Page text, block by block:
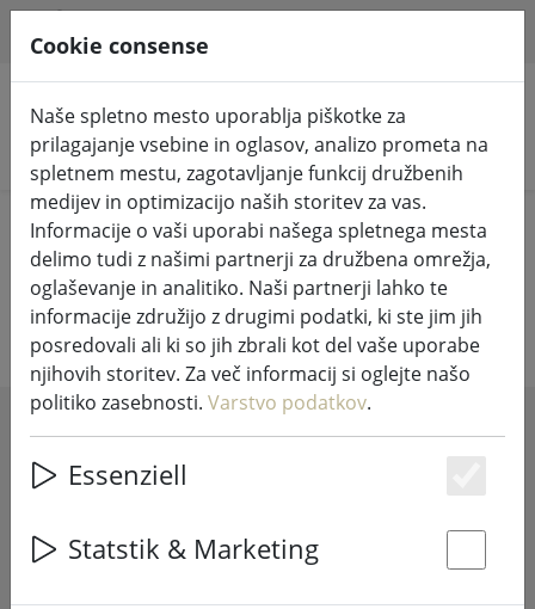
Iskanje izdelkov
Home Kuhinja in hrana Skodelica Thermo & To Go
Termo vrč
SHOW FILTERS
4 articles
Cookie consense
Naše spletno mesto uporablja piškotke za
prilagajanje vsebine in oglasov, analizo prometa na
spletnem mestu, zagotavljanje funkcij družbenih
medijev in optimizacijo naših storitev za vas.
Informacije o vaši uporabi našega spletnega mesta
delimo tudi z našimi partnerji za družbena omrežja,
oglaševanje in analitiko. Naši partnerji lahko te
informacije združijo z drugimi podatki, ki ste jim jih
posredovali ali ki so jih zbrali kot del vaše uporabe
njihovih storitev. Za več informacij si oglejte našo
politiko zasebnosti. Varstvo podatkov.
Essenziell
Statstik & Marketing